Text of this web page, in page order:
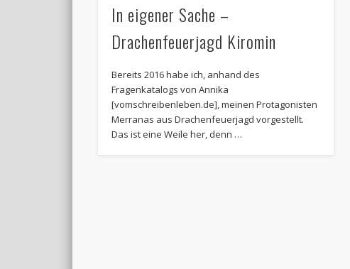
In eigener Sache –
Drachenfeuerjagd Kiromin
Bereits 2016 habe ich, anhand des
Fragenkatalogs von Annika
[vomschreibenleben.de], meinen Protagonisten
Merranas aus Drachenfeuerjagd vorgestellt.
Das ist eine Weile her, denn …